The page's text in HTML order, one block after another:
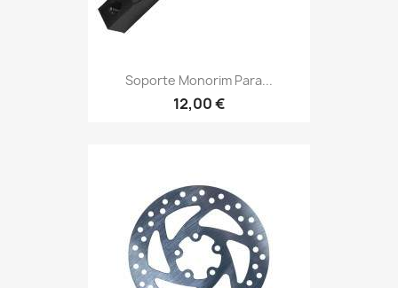
Soporte Monorim Para...
12,00 €